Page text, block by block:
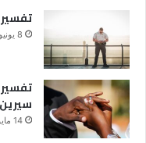
8 يونيو، 2025
14 مايو، 2025